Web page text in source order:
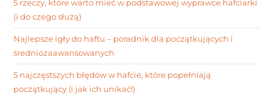
5 rzeczy, które warto mieć w podstawowej wyprawce hafciarki
(i do czego służą)
Najlepsze igły do haftu – poradnik dla początkujących i
średniozaawansowanych
5 najczęstszych błędów w hafcie, które popełniają
początkujący (i jak ich unikać!)